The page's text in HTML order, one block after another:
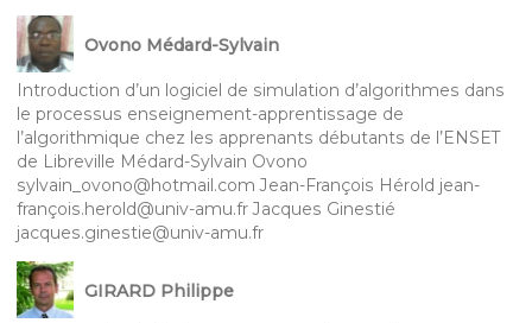
Ovono Médard-Sylvain
Introduction d’un logiciel de simulation d’algorithmes dans
le processus enseignement-apprentissage de
l’algorithmique chez les apprenants débutants de l’ENSET
de Libreville Médard-Sylvain Ovono
sylvain_ovono@hotmail.com Jean-François Hérold jean-
françois.herold@univ-amu.fr Jacques Ginestié
jacques.ginestie@univ-amu.fr
GIRARD Philippe